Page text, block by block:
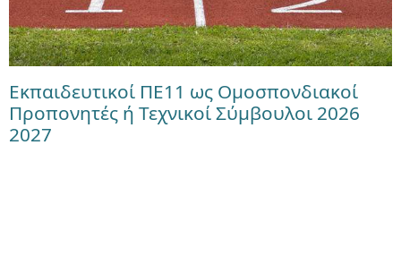
Εκπαιδευτικοί ΠΕ11 ως Ομοσπονδιακοί
Προπονητές ή Τεχνικοί Σύμβουλοι 2026
2027